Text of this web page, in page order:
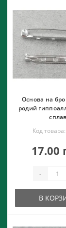
Основа на
родий
сплав
Код
17.00
-
В